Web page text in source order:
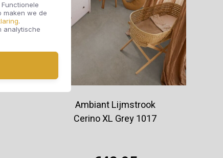
maken we de
.
analytische
Ambiant Lijmstrook
Cerino XL Grey 1017